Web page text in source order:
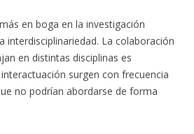
en boga en la investigación
interdisciplinariedad. La colaboración
en distintas disciplinas es
surgen con frecuencia
no podrían abordarse de forma